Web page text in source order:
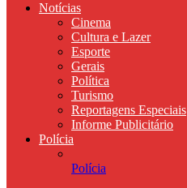
Notícias
Cinema
Cultura e Lazer
Esporte
Gerais
Política
Turismo
Reportagens Especiais
Informe Publicitário
Polícia
Polícia